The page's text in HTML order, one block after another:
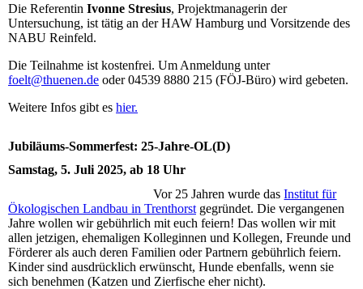
Die Referentin Ivonne Stresius, Projektmanagerin der
Untersuchung, ist tätig an der HAW Hamburg und Vorsitzende des
NABU Reinfeld.
Die Teilnahme ist kostenfrei. Um Anmeldung unter
foelt@thuenen.de oder 04539 8880 215 (FÖJ-Büro) wird gebeten.
Weitere Infos gibt es hier.
Jubiläums-Sommerfest: 25-Jahre-OL(D)
Samstag, 5. Juli 2025, ab 18 Uhr
Vor 25 Jahren wurde dasInstitut für
Ökologischen Landbau in Trenthorst gegründet. Die vergangenen
Jahre wollen wir gebührlich mit euch feiern! Das wollen wir mit
allen jetzigen, ehemaligen Kolleginnen und Kollegen, Freunde und
Förderer als auch deren Familien oder Partnern gebührlich feiern.
Kinder sind ausdrücklich erwünscht, Hunde ebenfalls, wenn sie
sich benehmen (Katzen und Zierfische eher nicht).